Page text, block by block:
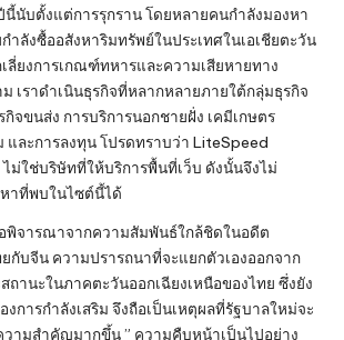
นับตั้งแต่การรุกราน โดยหลายคนกำลังมองหา
ำลังซื้ออสังหาริมทรัพย์ในประเทศในเอเชียตะวัน
ลี่ยงการเกณฑ์ทหารและความเสียหายทาง
เราดำเนินธุรกิจที่หลากหลายภายใต้กลุ่มธุรกิจ
จขนส่ง การบริการนอกชายฝั่ง เคมีเกษตร
และการลงทุน โปรดทราบว่า LiteSpeed
ม่ใช่บริษัทที่ให้บริการพื้นที่เว็บ ดังนั้นจึงไม่
าที่พบในไซต์นี้ได้
พิจารณาจากความสัมพันธ์ใกล้ชิดในอดีต
กับจีน ความปรารถนาที่จะแยกตัวเองออกจาก
ถานะในภาคตะวันออกเฉียงเหนือของไทย ซึ่งยัง
การกำลังเสริม จึงถือเป็นเหตุผลที่รัฐบาลใหม่จะ
ามสำคัญมากขึ้น ” ความคืบหน้าเป็นไปอย่าง